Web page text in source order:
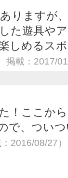
りますが
た遊具や
しめるス
掲載：2017/
！ここか
で、つい
2016/08/27）